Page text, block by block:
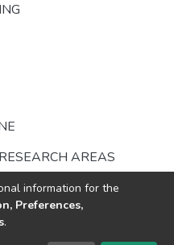
AREAS
information for the
Preferences,
.